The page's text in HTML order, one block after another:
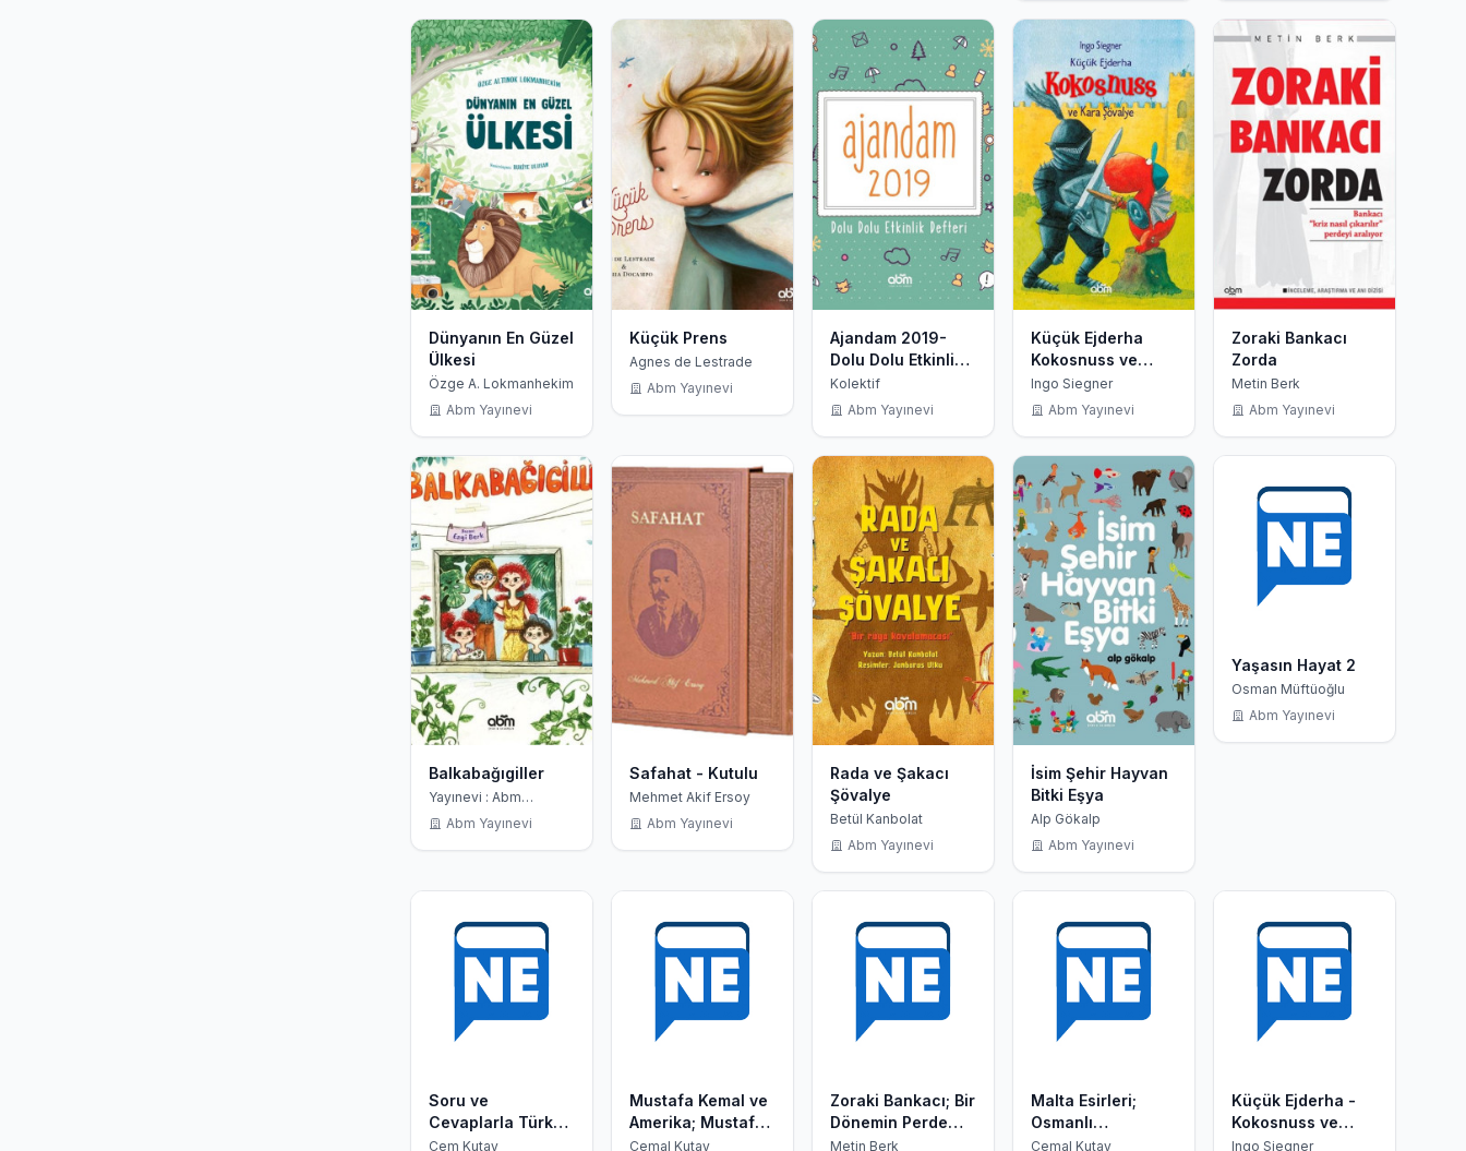
Dünyanın En Güzel
Ülkesi
Özge A. Lokmanhekim
Abm Yayınevi
Küçük Prens
Agnes de Lestrade
Abm Yayınevi
Ajandam 2019-
Dolu Dolu Etkinlik
Defteri
Kolektif
Abm Yayınevi
Küçük Ejderha
Kokosnuss ve
Kara Şövalye
Ingo Siegner
Abm Yayınevi
Zoraki Bankacı
Zorda
Metin Berk
Abm Yayınevi
Balkabağıgiller
Yayınevi : Abm
Yayınevi
Abm Yayınevi
Safahat - Kutulu
Mehmet Akif Ersoy
Abm Yayınevi
Rada ve Şakacı
Şövalye
Betül Kanbolat
Abm Yayınevi
İsim Şehir Hayvan
Bitki Eşya
Alp Gökalp
Abm Yayınevi
Yaşasın Hayat 2
Osman Müftüoğlu
Abm Yayınevi
Soru ve
Cevaplarla Türk
Kimdir? Osmanlı
Cem Kutay
Mustafa Kemal ve
Amerika; Mustafa
Kemal 1915 Ermeni
Cemal Kutay
Zoraki Bankacı; Bir
Dönemin Perde
Arkası
Metin Berk
Malta Esirleri;
Osmanlı
Sürgünlerinin
Cemal Kutay
Küçük Ejderha -
Kokosnuss ve
Maceraları
Ingo Siegner